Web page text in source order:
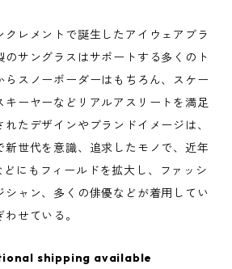
クレメントで誕生したアイウェアブラ
のサングラスはサポートする多くのト
らスノーボーダーはもちろん、スケー
キーヤーなどリアルアスリートを満足
たデザインやブランドイメージは、
新世代を意識、追求したモノで、近年
どにもフィールドを拡大し、ファッシ
シャン、多くの俳優などが着用してい
せている。
shipping available